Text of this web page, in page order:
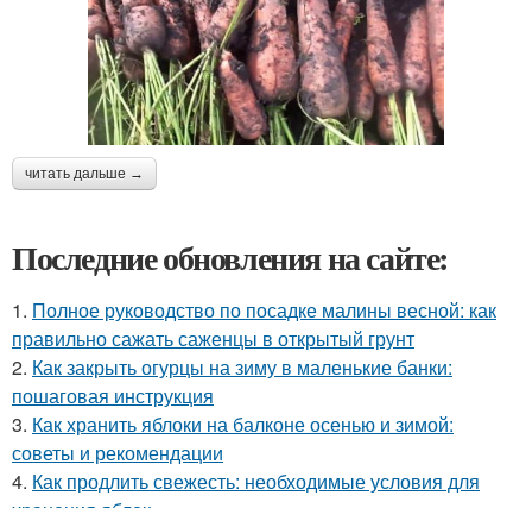
читать дальше →
Последние обновления на сайте:
1. Полное руководство по посадке малины весной: как
правильно сажать саженцы в открытый грунт
2. Как закрыть огурцы на зиму в маленькие банки:
пошаговая инструкция
3. Как хранить яблоки на балконе осенью и зимой:
советы и рекомендации
4. Как продлить свежесть: необходимые условия для